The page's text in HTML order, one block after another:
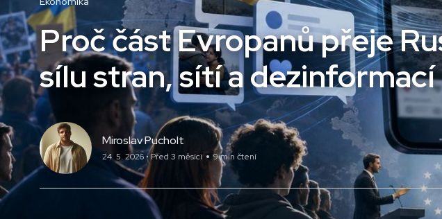
Proč část Evropanů přeje
sílu stran, sítí a dezinformací
Miroslav Pucholt
24. 5. 2026 • Před 3 měsíci 9 min čtení